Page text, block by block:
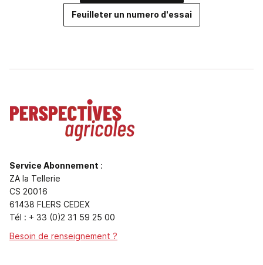
Feuilleter un numero d'essai
Service Abonnement :
ZA la Tellerie
CS 20016
61438 FLERS CEDEX
Tél : + 33 (0)2 31 59 25 00
Besoin de renseignement ?